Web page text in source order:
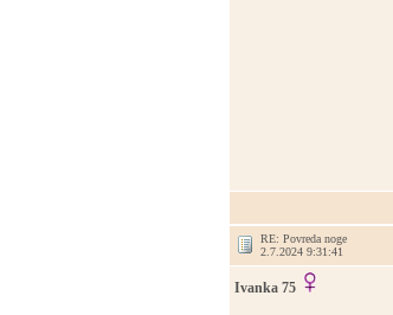
RE: Povreda noge
2.7.2024 9:31:41
Ivanka 75